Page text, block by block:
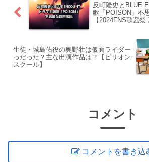
反町隆史とBLUE
歌「POISON」不
【2024FNS歌謡祭
生徒・城島佑役の奥野壮は仮面ライダー
っだった？主な出演作品は？【ビリオン
スクール】
コメント
コメントを書き込